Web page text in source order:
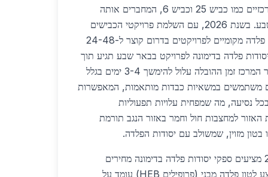
אסטרטגי על צירי תחבורה מרכזיים כמו כביש 25 וכביש 6, המחברים אותה
ישירות לנמל אשדוד ולבאר שבע. בשנת 2026, עם השלמת פרויקטי הכבישים
החדשים, זמן המשלוח מיצרני פלדה מקומיים לפרויקטים בדרום קוצר ל-24-48
פלדה בדימונה לפרויקט בבאר שבע תגיע תוך
יום עבודה אחד, בעוד שבאזור המרכז זמן ההובלה עלול להימשך 3-4 ימים בגלל
משתמשים במשאיות כבדות מותאמות, המאפשרות
טון פלדה בכל נסיעה, מה שמפחית עלויות תפעוליות
קרבת האזור למחצבות חול וחמר באזור הנגב תורמת
בטון מזוין, שמשולב עם יסודות הפלדה.
מבחינת מחירים, בשנת 2026 מציעים ספקי יסודות פלדה בדימונה מחירים
תחרותיים במיוחד. מחיר ממוצע לטון פלדה מבני (פרופילים HEB) עומד על